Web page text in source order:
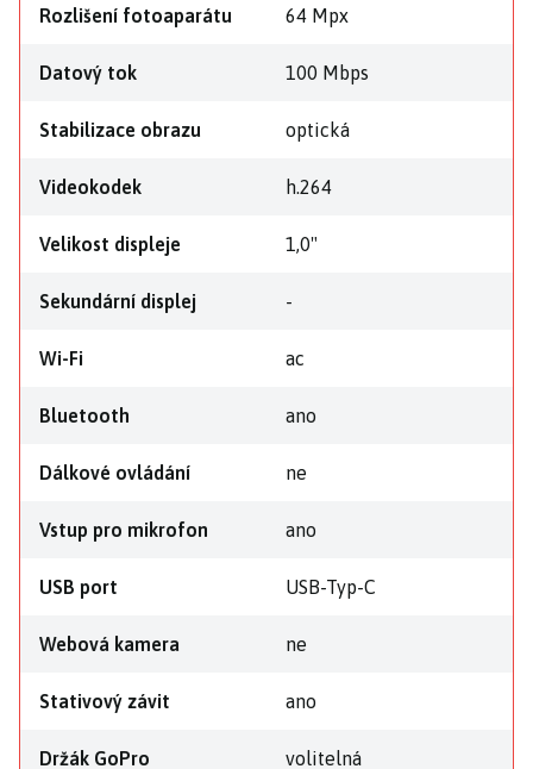
Rozlišení fotoaparátu 64 Mpx
Datový tok 100 Mbps
Stabilizace obrazu optická
Videokodek h.264
Velikost displeje 1,0"
Sekundární displej -
Wi-Fi ac
Bluetooth ano
Dálkové ovládání ne
Vstup pro mikrofon ano
USB port USB-Typ-C
Webová kamera ne
Stativový závit ano
Držák GoPro volitelná